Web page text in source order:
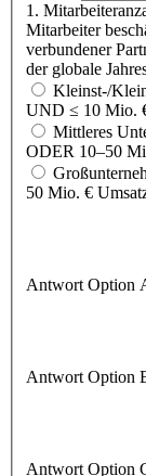
1.
Mitarbeiter
verbundener
der globale
Kleinst-/
UND ≤ 10 Mio.
Mittleres
ODER 10–50
50 Mio. €
Antwort Option
Antwort Option
Antwort Option